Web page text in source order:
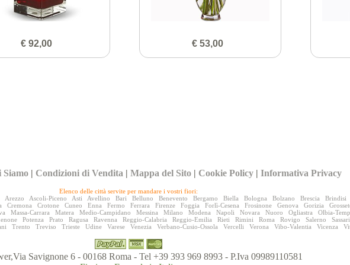
€ 92,00 € 53,00
Siamo | Condizioni di Vendita |Mappa del Sito | Cookie Policy |Informativa Privacy
Elenco delle città servite per mandare i vostri fiori:
Arezzo
Ascoli-Piceno Asti Avellino Bari Belluno Benevento Bergamo Biella Bologna Bolzano Brescia Brindisi
Cremona Crotone Cuneo Enna Fermo Ferrara Firenze Foggia Forlì-Cesena Frosinone Genova Gorizia
Massa-Carrara Matera Medio-Campidano Messina Milano Modena Napoli Novara Nuoro Ogliastra Olbia-
Potenza Prato Ragusa Ravenna Reggio-Calabria Reggio-Emilia Rieti Rimini Roma Rovigo Salerno Sassari
Trento Treviso Trieste Udine Varese Venezia Verbano-Cusio-Ossola Vercelli Verona Vibo-Valentia Vicenza
Savignone 6 - 00168 Roma - Tel +39 393 969 8993 - P.Iva 09989110581